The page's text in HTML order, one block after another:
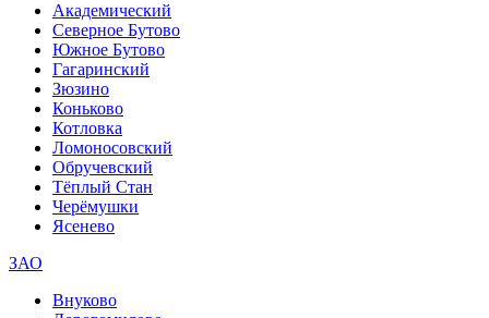
Академический
Северное Бутово
Южное Бутово
Гагаринский
Зюзино
Коньково
Котловка
Ломоносовский
Обручевский
Тёплый Стан
Черёмушки
Ясенево
ЗАО
Внуково